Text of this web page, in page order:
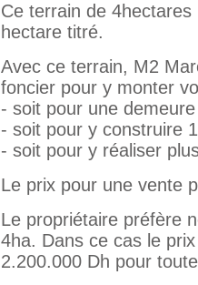
Ce terrain de
hectare titré.
Avec ce terrain, M2
foncier pour y monter
- soit pour une
- soit pour y construire
- soit pour y réaliser
Le prix pour une vente
Le propriétaire préfère
4ha. Dans ce cas le
2.200.000 Dh pour